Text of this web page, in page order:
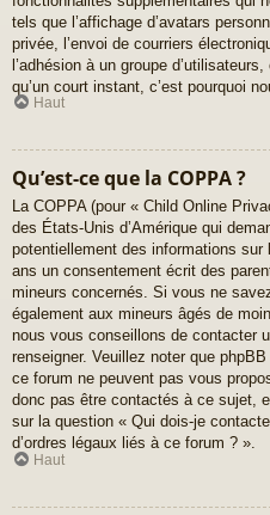
tels que l’affichage d’avatars
privée, l’envoi de courriers
l’adhésion à un groupe
qu’un court instant, c’est pourquoi
Haut
Qu’est-ce que la COPPA ?
La COPPA (pour « Child Online
des États-Unis d’Amérique qui
potentiellement des informations
ans un consentement écrit des
mineurs concernés. Si vous ne
également aux mineurs âgés de
nous vous conseillons de contacter
renseigner. Veuillez noter que
ce forum ne peuvent pas vous
donc pas être contactés à ce sujet,
sur la question « Qui dois-je
d’ordres légaux liés à ce forum ? ».
Haut